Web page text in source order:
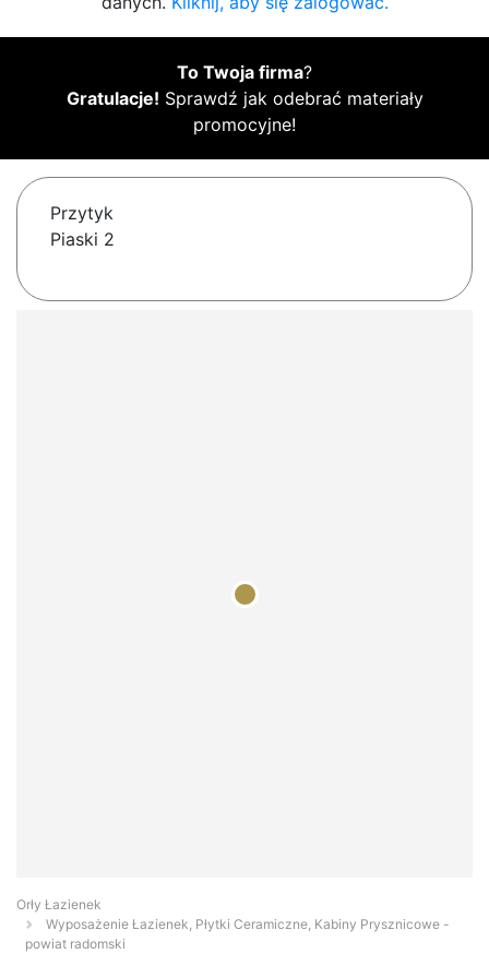
To Twoja firma?
Gratulacje! Sprawdź jak odebrać materiały
promocyjne!
Przytyk
Piaski 2
Orły Łazienek
Wyposażenie Łazienek, Płytki Ceramiczne, Kabiny Prysznicowe -
powiat radomski